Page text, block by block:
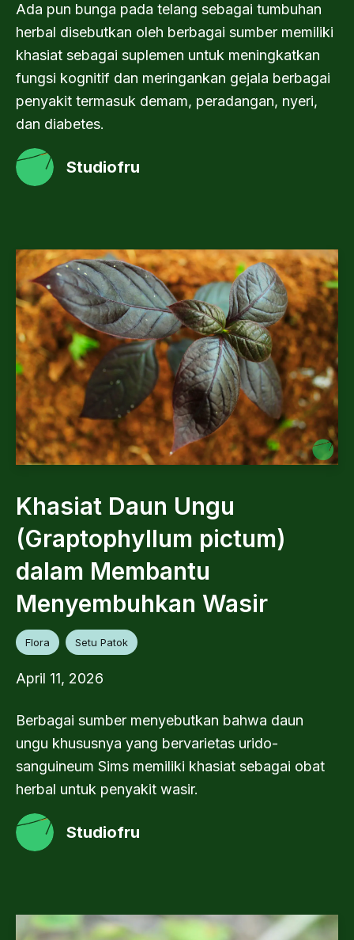
Ada pun bunga pada telang sebagai tumbuhan
herbal disebutkan oleh berbagai sumber memiliki
khasiat sebagai suplemen untuk meningkatkan
fungsi kognitif dan meringankan gejala berbagai
penyakit termasuk demam, peradangan, nyeri,
dan diabetes.
Studiofru
Khasiat Daun Ungu
(Graptophyllum pictum)
dalam Membantu
Menyembuhkan Wasir
Flora Setu Patok
April 11, 2026
Berbagai sumber menyebutkan bahwa daun
ungu khususnya yang bervarietas urido-
sanguineum Sims memiliki khasiat sebagai obat
herbal untuk penyakit wasir.
Studiofru